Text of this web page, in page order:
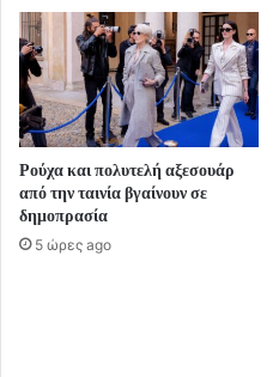
Ρούχα και πολυτελή αξεσουάρ
από την ταινία βγαίνουν σε
δημοπρασία
5 ώρες ago